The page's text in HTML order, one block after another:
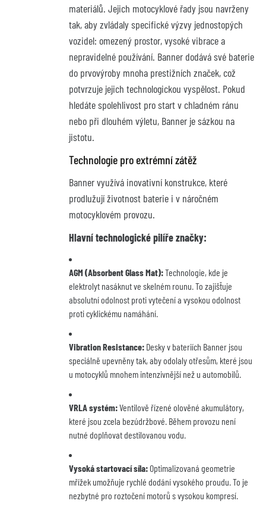
materiálů. Jejich motocyklové řady jsou navrženy
tak, aby zvládaly specifické výzvy jednostopých
vozidel: omezený prostor, vysoké vibrace a
nepravidelné používání. Banner dodává své baterie
do prvovýroby mnoha prestižních značek, což
potvrzuje jejich technologickou vyspělost. Pokud
hledáte spolehlivost pro start v chladném ránu
nebo při dlouhém výletu, Banner je sázkou na
jistotu.
Technologie pro extrémní zátěž
Banner využívá inovativní konstrukce, které
prodlužují životnost baterie i v náročném
motocyklovém provozu.
Hlavní technologické pilíře značky:
AGM (Absorbent Glass Mat):Technologie, kde je
elektrolyt nasáknut ve skelném rounu. To zajišťuje
absolutní odolnost proti vytečení a vysokou odolnost
proti cyklickému namáhání.
Vibration Resistance: Desky v bateriích Banner jsou
speciálně upevněny tak, aby odolaly otřesům, které jsou
u motocyklů mnohem intenzivnější než u automobilů.
VRLA systém:Ventilově řízené olověné akumulátory,
které jsou zcela bezúdržbové. Během provozu není
nutné doplňovat destilovanou vodu.
Vysoká startovací síla:Optimalizovaná geometrie
mřížek umožňuje rychlé dodání vysokého proudu. To je
nezbytné pro roztočení motorů s vysokou kompresí.